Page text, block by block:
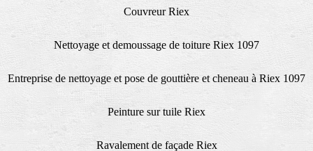
Couvreur Riex
Nettoyage et demoussage de toiture Riex 1097
Entreprise de nettoyage et pose de gouttière et cheneau à Riex 1097
Peinture sur tuile Riex
Ravalement de façade Riex